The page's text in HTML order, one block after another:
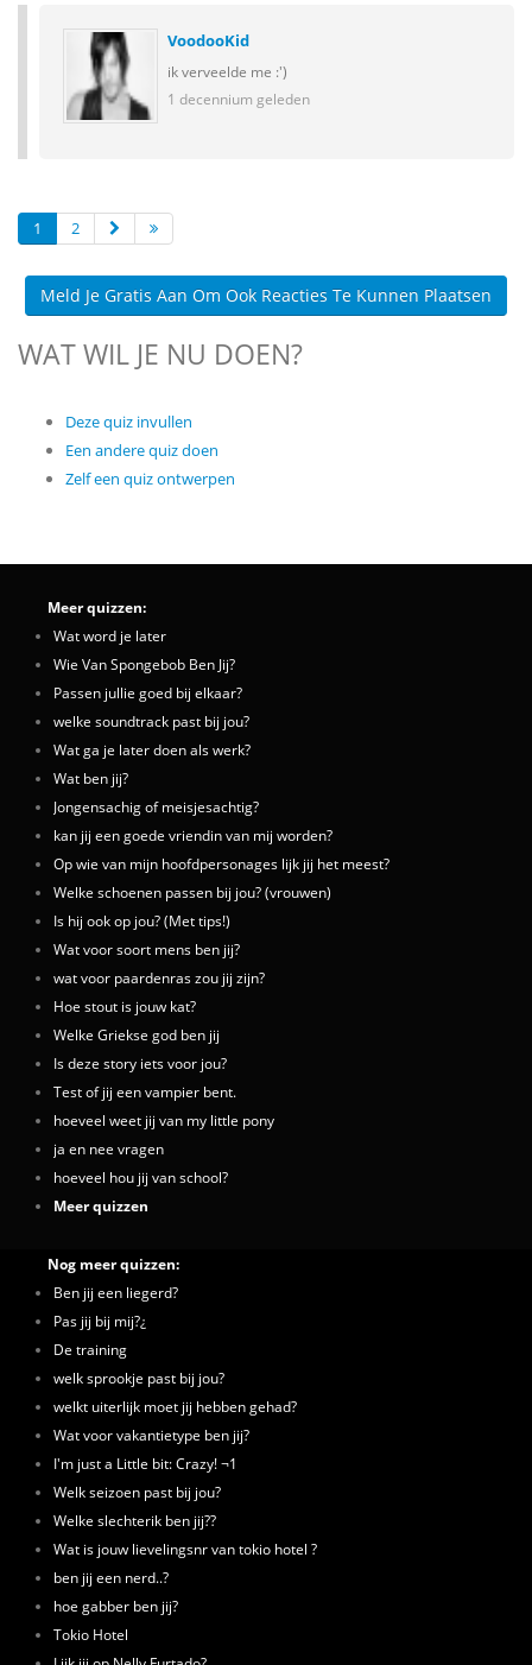
VoodooKid
ik verveelde me :')
1 decennium geleden
1 2
Meld Je Gratis Aan Om Ook Reacties Te Kunnen Plaatsen
WAT WIL JE NU DOEN?
Deze quiz invullen
Een andere quiz doen
Zelf een quiz ontwerpen
Meer quizzen:
Wat word je later
Wie Van Spongebob Ben Jij?
Passen jullie goed bij elkaar?
welke soundtrack past bij jou?
Wat ga je later doen als werk?
Wat ben jij?
Jongensachig of meisjesachtig?
kan jij een goede vriendin van mij worden?
Op wie van mijn hoofdpersonages lijk jij het meest?
Welke schoenen passen bij jou? (vrouwen)
Is hij ook op jou? (Met tips!)
Wat voor soort mens ben jij?
wat voor paardenras zou jij zijn?
Hoe stout is jouw kat?
Welke Griekse god ben jij
Is deze story iets voor jou?
Test of jij een vampier bent.
hoeveel weet jij van my little pony
ja en nee vragen
hoeveel hou jij van school?
Meer quizzen
Nog meer quizzen:
Ben jij een liegerd?
Pas jij bij mij?¿
De training
welk sprookje past bij jou?
welkt uiterlijk moet jij hebben gehad?
Wat voor vakantietype ben jij?
I'm just a Little bit: Crazy! ¬1
Welk seizoen past bij jou?
Welke slechterik ben jij??
Wat is jouw lievelingsnr van tokio hotel ?
ben jij een nerd..?
hoe gabber ben jij?
Tokio Hotel